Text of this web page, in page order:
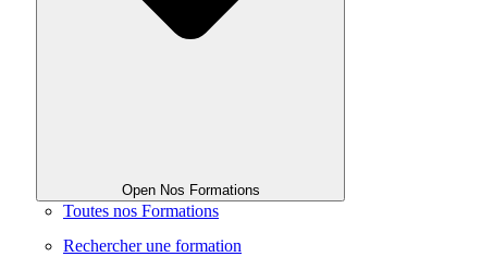
Open Nos Formations
Toutes nos Formations
Rechercher une formation